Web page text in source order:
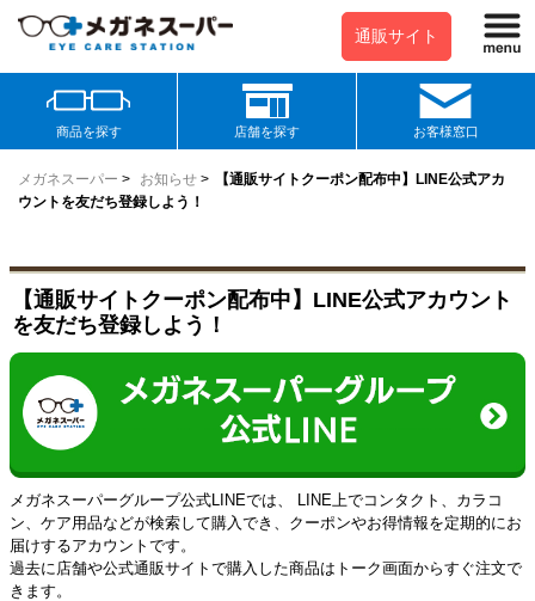
通販サイト
商品を探す 店舗を探す お客様窓口
メガネスーパー > お知らせ >
【通販サイトクーポン配布中】LINE公式アカ
ウントを友だち登録しよう！
【通販サイトクーポン配布中】LINE公式アカウント
を友だち登録しよう！
メガネスーパーグループ公式LINEでは、 LINE上でコンタクト、カラコ
ン、ケア用品などが検索して購入でき、クーポンやお得情報を定期的にお
届けするアカウントです。
過去に店舗や公式通販サイトで購入した商品はトーク画面からすぐ注文で
きます。